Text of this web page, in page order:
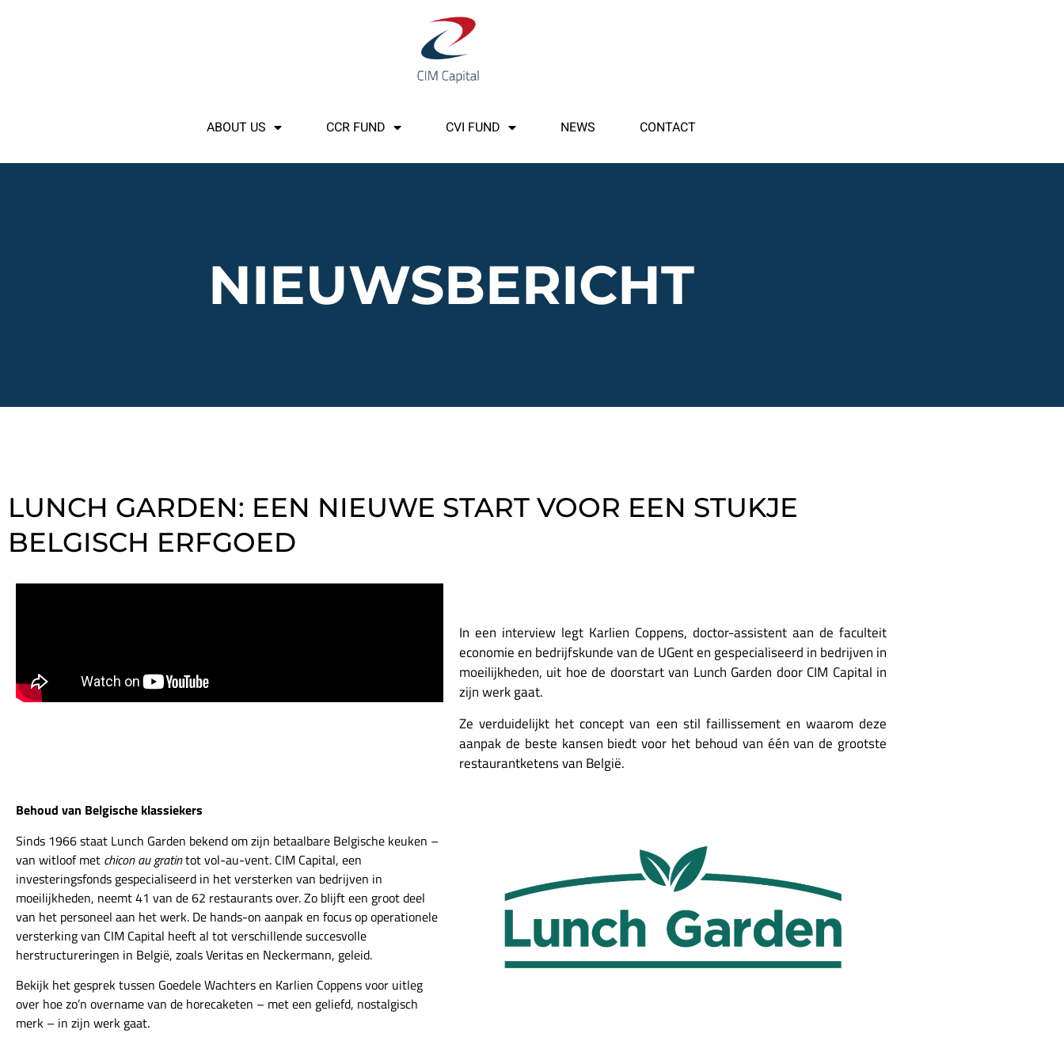
ABOUT US CCR FUND CVI FUND NEWS CONTACT
NIEUWSBERICHT
LUNCH GARDEN: EEN NIEUWE START VOOR EEN STUKJE
BELGISCH ERFGOED
In een interview legt Karlien Coppens, doctor-assistent aan de faculteit
economie en bedrijfskunde van de UGent en gespecialiseerd in bedrijven in
moeilijkheden, uit hoe de doorstart van Lunch Garden door CIM Capital in
zijn werk gaat.
Ze verduidelijkt het concept van een stil faillissement en waarom deze
aanpak de beste kansen biedt voor het behoud van één van de grootste
restaurantketens van België.
Behoud van Belgische klassiekers
Sinds 1966 staat Lunch Garden bekend om zijn betaalbare Belgische keuken –
van witloof met chicon au gratintot vol-au-vent. CIM Capital, een
investeringsfonds gespecialiseerd in het versterken van bedrijven in
moeilijkheden, neemt 41 van de 62 restaurants over. Zo blijft een groot deel
van het personeel aan het werk. De hands-on aanpak en focus op operationele
versterking van CIM Capital heeft al tot verschillende succesvolle
herstructureringen in België, zoals Veritas en Neckermann, geleid.
Bekijk het gesprek tussen Goedele Wachters en Karlien Coppens voor uitleg
over hoe zo’n overname van de horecaketen – met een geliefd, nostalgisch
merk – in zijn werk gaat.